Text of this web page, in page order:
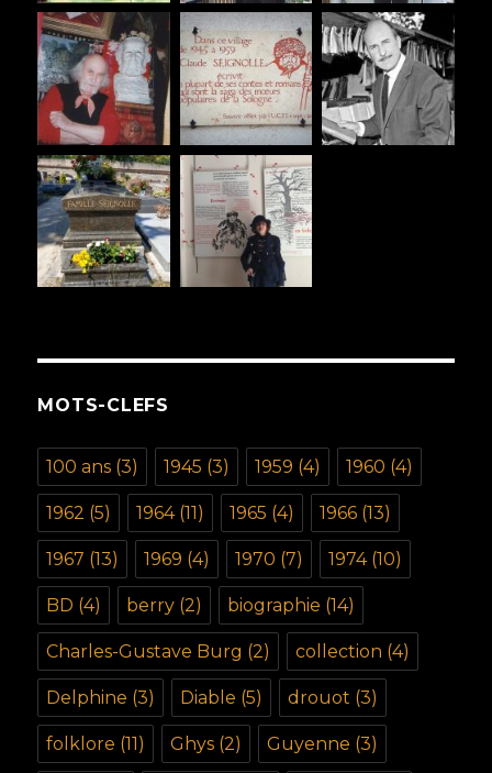
MOTS-CLEFS
100 ans (3) 1945 (3) 1959 (4) 1960 (4)
1962 (5) 1964(11) 1965 (4) 1966 (13)
1967 (13) 1969 (4) 1970 (7) 1974(10)
BD (4) berry (2) biographie (14)
Charles-Gustave Burg (2) collection (4)
Delphine (3) Diable (5) drouot (3)
folklore (11) Ghys (2) Guyenne (3)